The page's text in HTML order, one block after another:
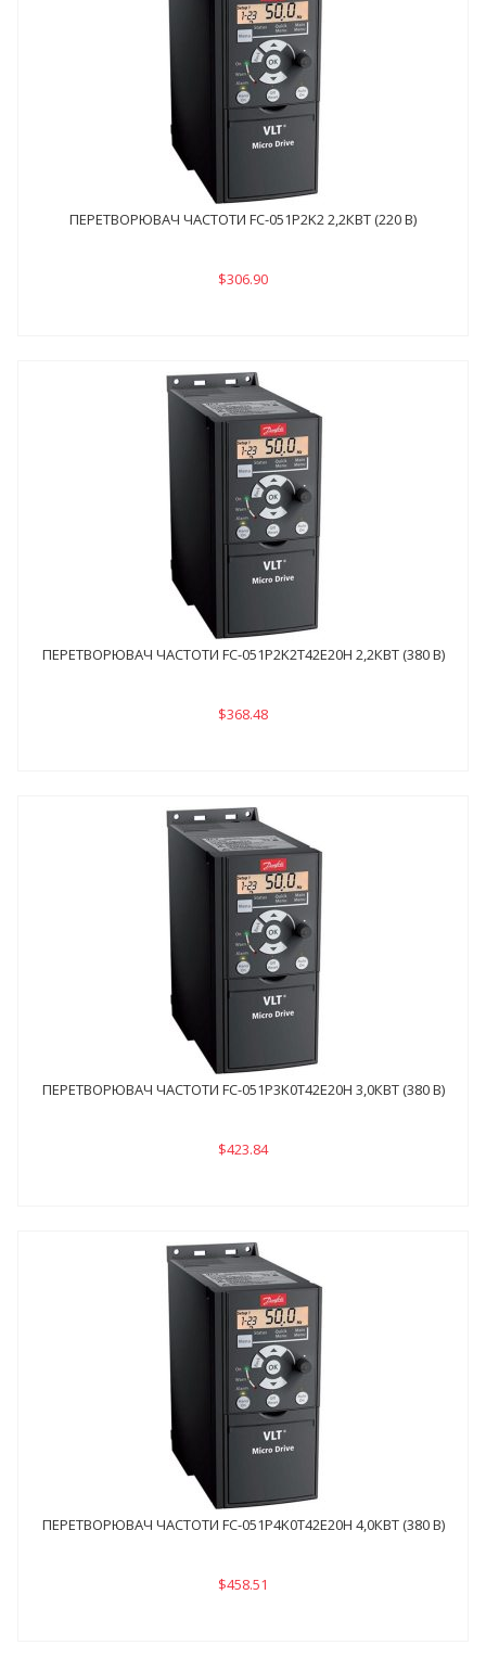
ПЕРЕТВОРЮВАЧ ЧАСТОТИ FC-051P2K2 2,2КВТ (220 В)
$306.90
ПЕРЕТВОРЮВАЧ ЧАСТОТИ FC-051P2K2Т42E20H 2,2КВТ (380 В)
$368.48
ПЕРЕТВОРЮВАЧ ЧАСТОТИ FC-051P3K0Т42E20H 3,0КВТ (380 В)
$423.84
ПЕРЕТВОРЮВАЧ ЧАСТОТИ FC-051P4K0Т42E20H 4,0КВТ (380 В)
$458.51